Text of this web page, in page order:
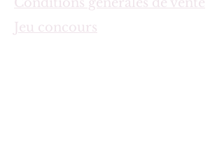
Jeu concours